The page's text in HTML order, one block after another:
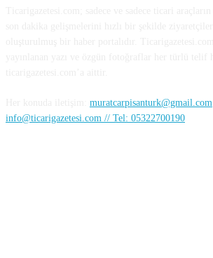
muratcarpisanturk@gmail.com
info@ticarigazetesi.com // Tel: 05322700190